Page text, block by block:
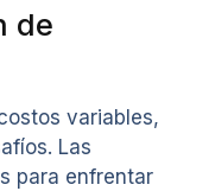
de
variables,
Las
para enfrentar